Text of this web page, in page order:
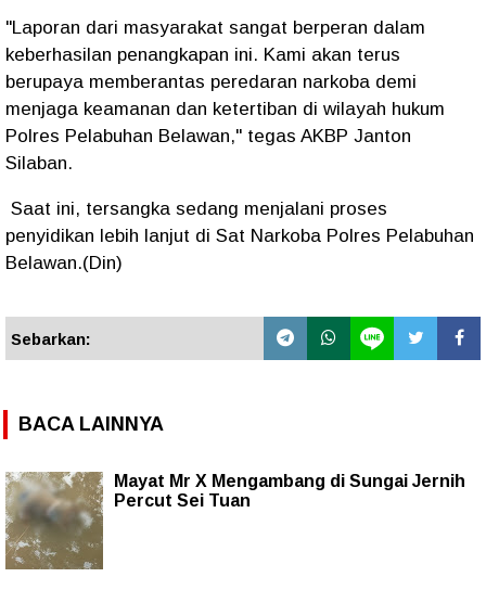
"Laporan dari masyarakat sangat berperan dalam
keberhasilan penangkapan ini. Kami akan terus
berupaya memberantas peredaran narkoba demi
menjaga keamanan dan ketertiban di wilayah hukum
Polres Pelabuhan Belawan," tegas AKBP Janton
Silaban.
Saat ini, tersangka sedang menjalani proses
penyidikan lebih lanjut di Sat Narkoba Polres Pelabuhan
Belawan.(Din)
Sebarkan:
BACA LAINNYA
Mayat Mr X Mengambang di Sungai Jernih
Percut Sei Tuan